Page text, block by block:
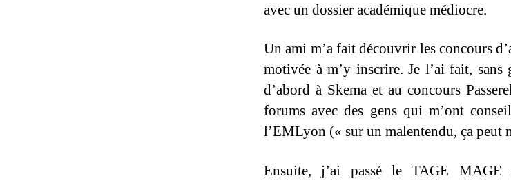
avec un dossier académique médiocre.
Un ami m’a fait découvrir les concours
motivée à m’y inscrire. Je l’ai fait, sans
d’abord à Skema et au concours
forums avec des gens qui m’ont
l’EMLyon (« sur un malentendu, ça peut
Ensuite, j’ai passé le TAGE MAGE